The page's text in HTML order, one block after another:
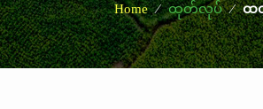
Home ⁄ ထုတ်လုပ် ⁄ ထ